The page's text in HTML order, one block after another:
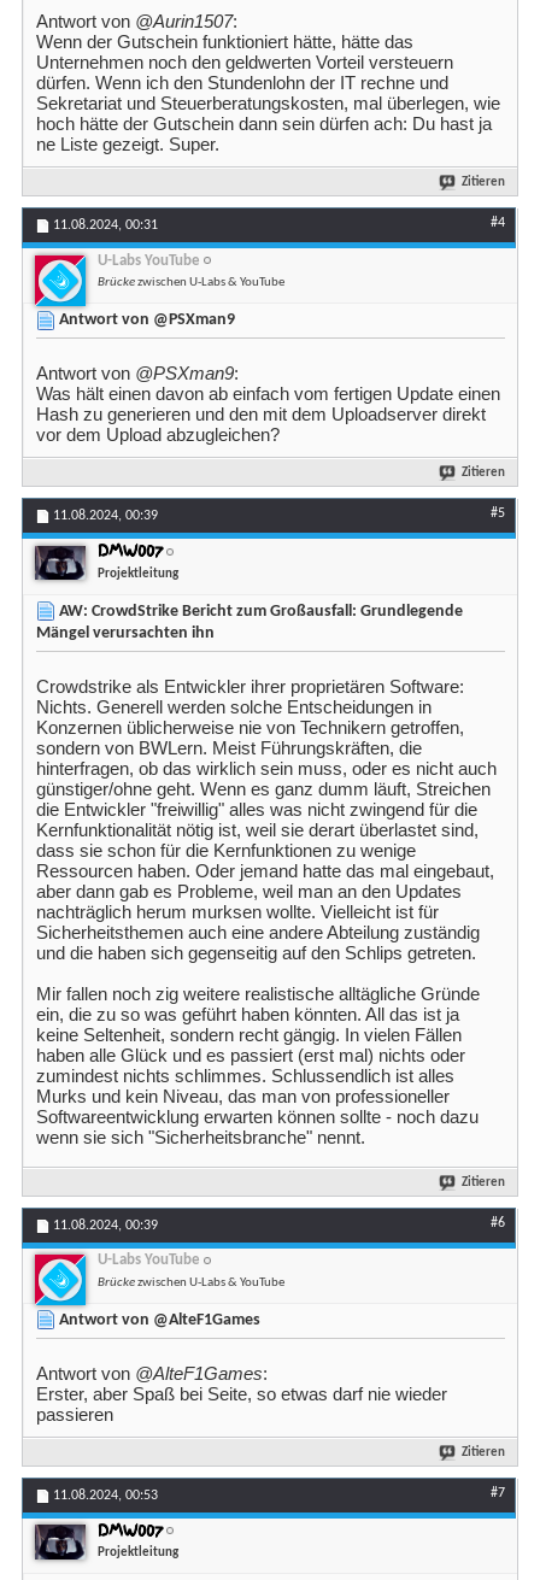
Antwort von @Aurin1507:
Wenn der Gutschein funktioniert hätte, hätte das
Unternehmen noch den geldwerten Vorteil versteuern
dürfen. Wenn ich den Stundenlohn der IT rechne und
Sekretariat und Steuerberatungskosten, mal überlegen, wie
hoch hätte der Gutschein dann sein dürfen ach: Du hast ja
ne Liste gezeigt. Super.
Zitieren
11.08.2024, 00:31 #4
U-Labs YouTube
Brückezwischen U-Labs & YouTube
Antwort von @PSXman9
Antwort von @PSXman9:
Was hält einen davon ab einfach vom fertigen Update einen
Hash zu generieren und den mit dem Uploadserver direkt
vor dem Upload abzugleichen?
Zitieren
11.08.2024, 00:39 #5
DMW007
Projektleitung
AW: CrowdStrike Bericht zum Großausfall: Grundlegende
Mängel verursachten ihn
Crowdstrike als Entwickler ihrer proprietären Software:
Nichts. Generell werden solche Entscheidungen in
Konzernen üblicherweise nie von Technikern getroffen,
sondern von BWLern. Meist Führungskräften, die
hinterfragen, ob das wirklich sein muss, oder es nicht auch
günstiger/ohne geht. Wenn es ganz dumm läuft, Streichen
die Entwickler "freiwillig" alles was nicht zwingend für die
Kernfunktionalität nötig ist, weil sie derart überlastet sind,
dass sie schon für die Kernfunktionen zu wenige
Ressourcen haben. Oder jemand hatte das mal eingebaut,
aber dann gab es Probleme, weil man an den Updates
nachträglich herum murksen wollte. Vielleicht ist für
Sicherheitsthemen auch eine andere Abteilung zuständig
und die haben sich gegenseitig auf den Schlips getreten.
Mir fallen noch zig weitere realistische alltägliche Gründe
ein, die zu so was geführt haben könnten. All das ist ja
keine Seltenheit, sondern recht gängig. In vielen Fällen
haben alle Glück und es passiert (erst mal) nichts oder
zumindest nichts schlimmes. Schlussendlich ist alles
Murks und kein Niveau, das man von professioneller
Softwareentwicklung erwarten können sollte - noch dazu
wenn sie sich "Sicherheitsbranche" nennt.
Zitieren
11.08.2024, 00:39 #6
U-Labs YouTube
Brückezwischen U-Labs & YouTube
Antwort von @AlteF1Games
Antwort von @AlteF1Games:
Erster, aber Spaß bei Seite, so etwas darf nie wieder
passieren
Zitieren
11.08.2024, 00:53 #7
DMW007
Projektleitung